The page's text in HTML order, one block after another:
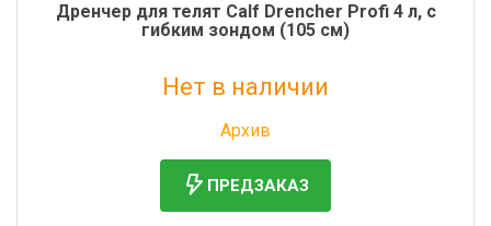
Дренчер для телят Calf Drencher Profi 4 л, с
гибким зондом (105 см)
Нет в наличии
Архив
ПРЕДЗАКАЗ